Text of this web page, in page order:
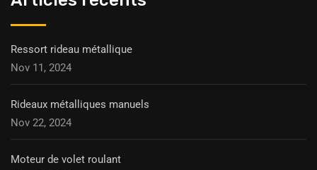
Ressort rideau métallique
Nov 11, 2024
Rideaux métalliques manuels
Nov 22, 2024
Moteur de volet roulant